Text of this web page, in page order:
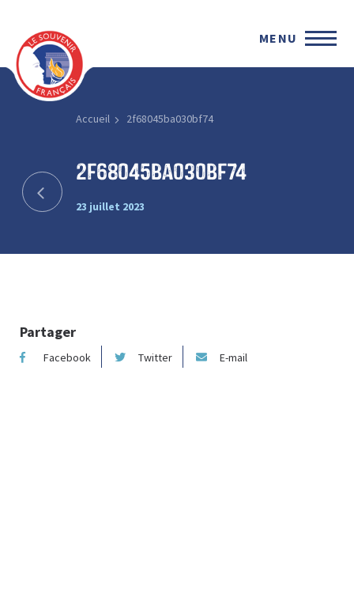
MENU
Accueil 2f68045ba030bf74
2f68045ba030bf74
23 juillet 2023
Partager
Facebook Twitter E-mail